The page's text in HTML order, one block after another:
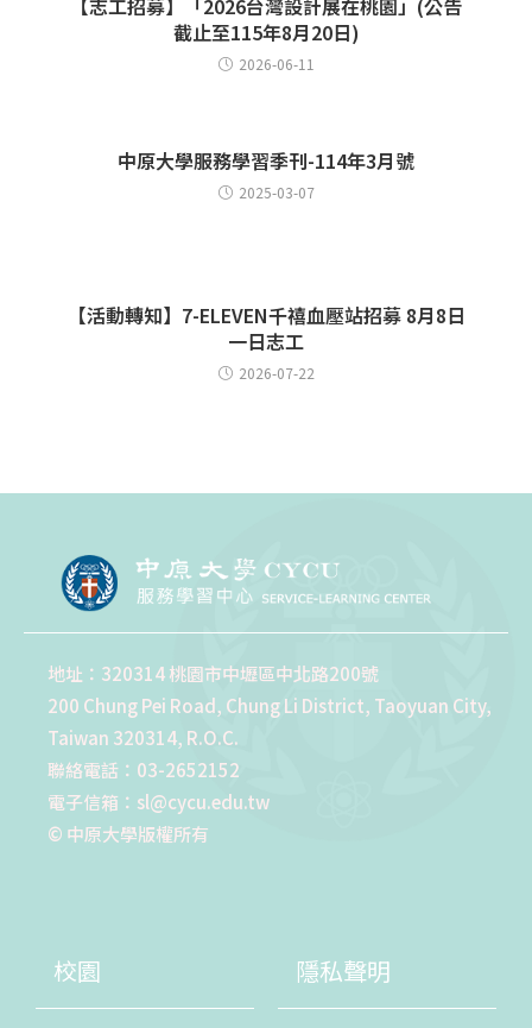
【志工招募】「2026台灣設計展在桃園」(公告
截止至115年8月20日)
2026-06-11
中原大學服務學習季刊-114年3月號
2025-03-07
【活動轉知】7-ELEVEN千禧血壓站招募 8月8日
一日志工
2026-07-22
地址：320314 桃園市中壢區中北路200號
200 Chung Pei Road, Chung Li District, Taoyuan City,
Taiwan 320314, R.O.C.
聯絡電話：03-2652152
電子信箱：sl@cycu.edu.tw
© 中原大學版權所有
校園 隱私聲明